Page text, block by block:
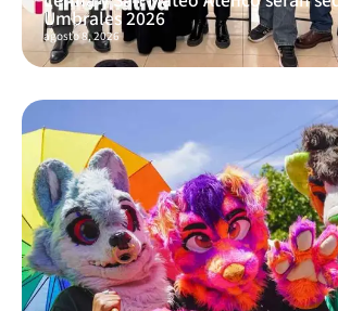
Umbrales 2026
agosto 8, 2026